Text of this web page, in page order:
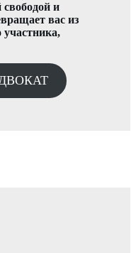
и
вас из
участника,